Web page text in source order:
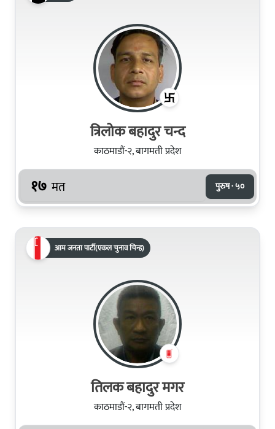
त्रिलोक बहादुर चन्द
काठमाडौं-२, बागमती प्रदेश
१७ मत पुरुष · ५०
आम जनता पार्टी(एकल चुनाव चिन्ह)
तिलक बहादुर मगर
काठमाडौं-२, बागमती प्रदेश